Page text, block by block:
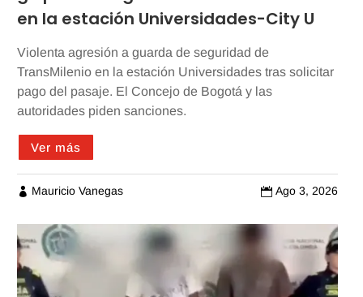
en la estación Universidades-City U
Violenta agresión a guarda de seguridad de
TransMilenio en la estación Universidades tras solicitar
pago del pasaje. El Concejo de Bogotá y las
autoridades piden sanciones.
Ver más
 Mauricio Vanegas  Ago 3, 2026